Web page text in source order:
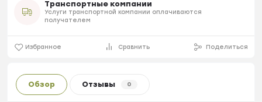
Транспортные компании
Услуги транспортной компании оплачиваются
получателем
Избранное Сравнить Поделиться
Обзор Отзывы 0